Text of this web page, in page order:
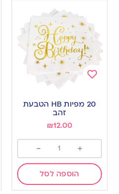
to
20 מפיות HB הטבעת
זהב
₪12.00
+
-
הוספה לסל